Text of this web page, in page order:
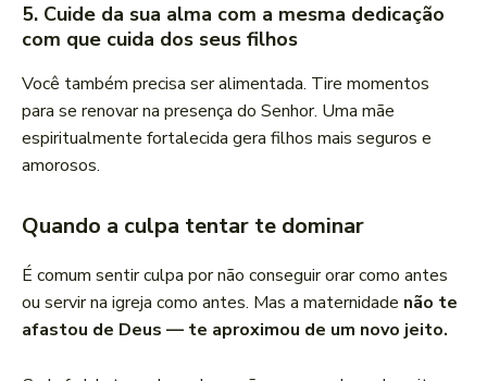
5. Cuide da sua alma com a mesma dedicação
com que cuida dos seus filhos
Você também precisa ser alimentada. Tire momentos
para se renovar na presença do Senhor. Uma mãe
espiritualmente fortalecida gera filhos mais seguros e
amorosos.
Quando a culpa tentar te dominar
É comum sentir culpa por não conseguir orar como antes
ou servir na igreja como antes. Mas a maternidade não te
afastou de Deus — te aproximou de um novo jeito.